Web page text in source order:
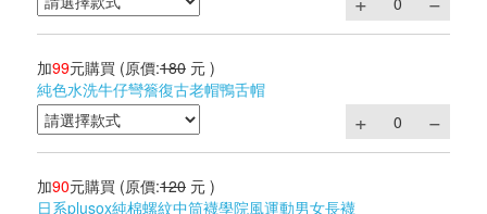
加99元購買 (原價:180 元 )
純色水洗牛仔彎簷復古老帽鴨舌帽
加90元購買 (原價:120 元 )
日系plusox純棉螺紋中筒襪學院風運動男女長襪